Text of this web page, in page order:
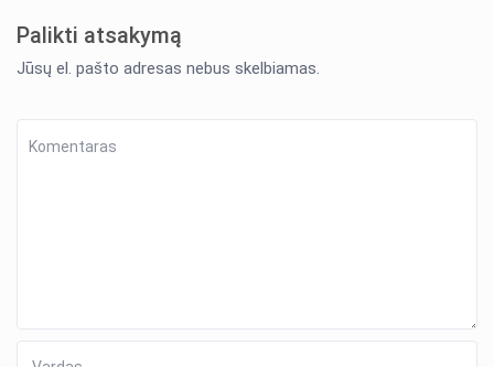
Palikti atsakymą
Jūsų el. pašto adresas nebus skelbiamas.